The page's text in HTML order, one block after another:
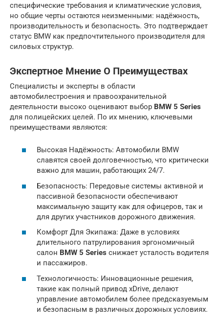
специфические требования и климатические условия,
но общие черты остаются неизменными: надёжность,
производительность и безопасность. Это подтверждает
статус BMW как предпочтительного производителя для
силовых структур.
Экспертное Мнение О Преимуществах
Специалисты и эксперты в области
автомобилестроения и правоохранительной
деятельности высоко оценивают выбор BMW 5 Series
для полицейских целей. По их мнению, ключевыми
преимуществами являются:
Высокая Надёжность: Автомобили BMW
славятся своей долговечностью, что критически
важно для машин, работающих 24/7.
Безопасность: Передовые системы активной и
пассивной безопасности обеспечивают
максимальную защиту как для офицеров, так и
для других участников дорожного движения.
Комфорт Для Экипажа: Даже в условиях
длительного патрулирования эргономичный
салон BMW 5 Series снижает усталость водителя
и пассажиров.
Технологичность: Инновационные решения,
такие как полный привод xDrive, делают
управление автомобилем более предсказуемым
и безопасным в различных дорожных условиях.